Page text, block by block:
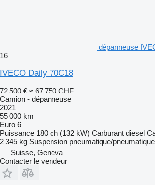
dépanneuse
16
IVECO Daily 70C18
72 500 € ≈ 67 750 CHF
Camion - dépanneuse
2021
55 000 km
Euro 6
Puissance 180 ch (132 kW) Carburant diesel
2 345 kg Suspension pneumatique/pneumatique
Suisse, Geneva
Contacter le vendeur